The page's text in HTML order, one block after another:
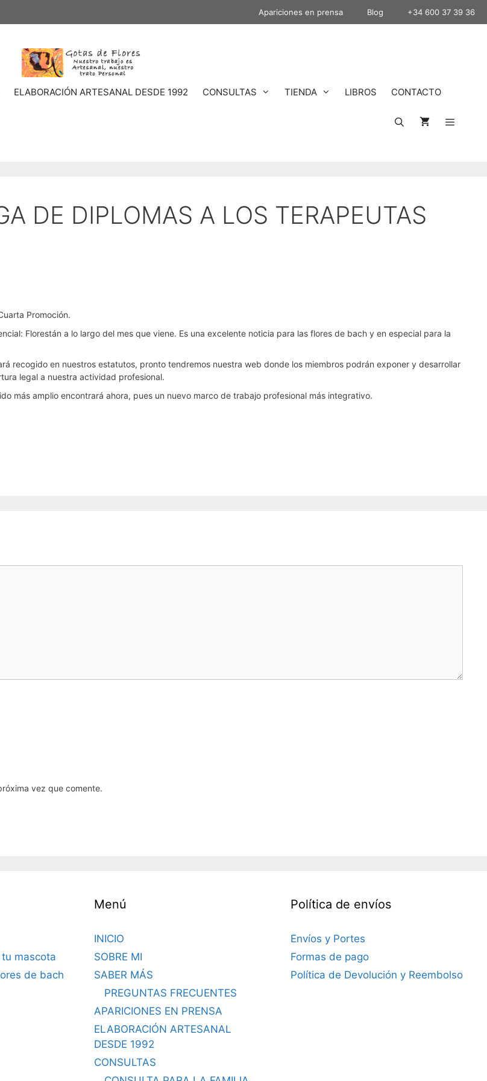
Apariciones en prensa Blog +34 600 37 39 36
ELABORACIÓN ARTESANAL DESDE 1992 CONSULTAS TIENDA LIBROS CONTACTO
DE DIPLOMAS A LOS TERAPEUTAS
Promoción.
Florestán a lo largo del mes que viene. Es una excelente noticia para las flores de bach y en especial para la
recogido en nuestros estatutos, pronto tendremos nuestra web donde los miembros podrán exponer y desarrollar
legal a nuestra actividad profesional.
más amplio encontrará ahora, pues un nuevo marco de trabajo profesional más integrativo.
vez que comente.
mascota
de bach
Menú
INICIO
SOBRE MI
SABER MÁS
PREGUNTAS FRECUENTES
APARICIONES EN PRENSA
ELABORACIÓN ARTESANAL
DESDE 1992
CONSULTAS
Política de envíos
Envíos y Portes
Formas de pago
Política de Devolución y Reembolso